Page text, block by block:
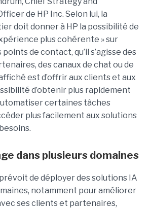
de HP Inc. Selon lui, la
doit donner à HP la possibilité de
plus cohérente » sur
points de contact, qu’il s’agisse des
des canaux de chat ou de
est d’offrir aux clients et aux
d’obtenir plus rapidement
certaines tâches
plus facilement aux solutions
dans plusieurs domaines
de déployer des solutions IA
notamment pour améliorer
ses clients et partenaires,